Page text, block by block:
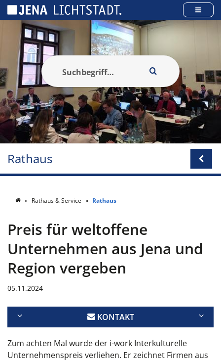
Rathaus
Rathaus & Service Rathaus
Preis für weltoffene
Unternehmen aus Jena und
Region vergeben
05.11.2024
KONTAKT
Zum achten Mal wurde der i-work Interkulturelle
Unternehmenspreis verliehen. Er zeichnet Firmen aus
Cookie-Einstellungen